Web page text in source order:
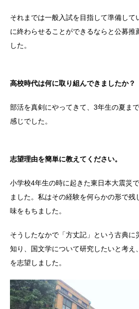
それまでは一般入試を目指して準備して
に終わらせることができるならと公募推
した。
高校時代は何に取り組んできましたか？
部活を真剣にやってきて、3年生の夏ま
感じでした。
志望理由を簡単に教えてください。
小学校4年生の時に起きた東日本大震災
ました。私はその経験を何らかの形で残
味をもちました。
そうしたなかで「方丈記」という古典に
知り、国文学について研究したいと考え
を志望しました。